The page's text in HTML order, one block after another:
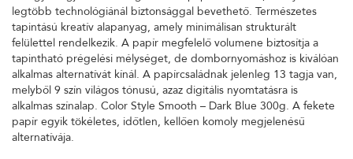
legtöbb technológiánál biztonsággal bevethető. Természetes
tapintású kreatív alapanyag, amely minimálisan strukturált
felülettel rendelkezik. A papír megfelelő volumene biztosítja a
tapintható prégelési mélységet, de dombornyomáshoz is kiválóan
alkalmas alternatívát kínál. A papírcsaládnak jelenleg 13 tagja van,
melyből 9 szín világos tónusú, azaz digitális nyomtatásra is
alkalmas színalap. Color Style Smooth – Dark Blue 300g. A fekete
papír egyik tökéletes, időtlen, kellően komoly megjelenésű
alternatívája.